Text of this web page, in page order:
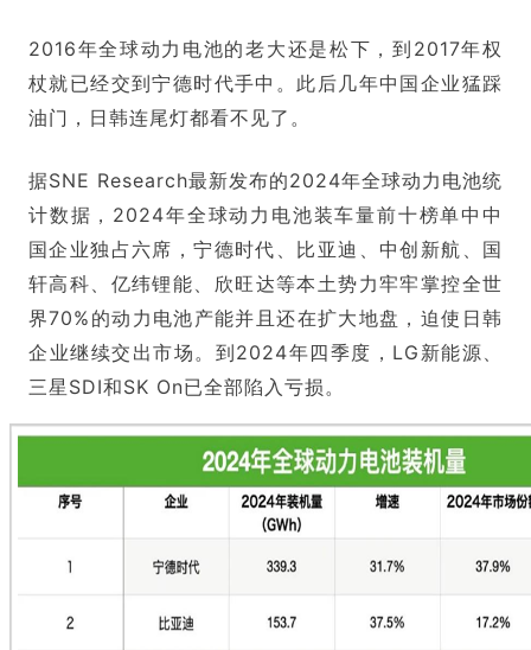
2016年全球动力电池的老大还是松下，到2017年权
杖就已经交到宁德时代手中。此后几年中国企业猛踩
油门，日韩连尾灯都看不见了。
据SNE Research最新发布的2024年全球动力电池统
计数据，2024年全球动力电池装车量前十榜单中中
国企业独占六席，宁德时代、比亚迪、中创新航、 国
轩高科、亿纬锂能、欣旺达等本土势力牢牢掌控全世
界70%的动力电池产能并且还在扩大地盘，迫使日韩
企业继续交出市场。到2024年四季度，LG新能源、
三星SDI和SK On已全部陷入亏损。